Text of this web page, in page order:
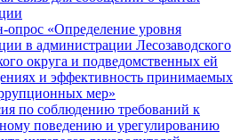
опрос «Определение уровня
в администрации Лесозаводского
округа и подведомственных ей
и эффективность принимаемых
мер»
по соблюдению требований к
поведению и урегулированию